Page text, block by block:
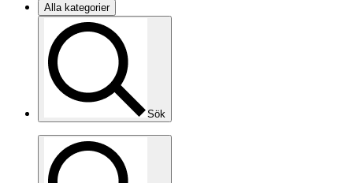
Alla kategorier
Sök